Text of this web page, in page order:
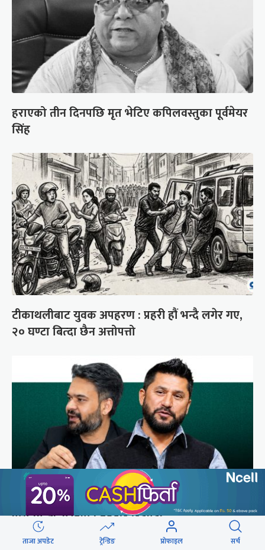
हराएको तीन दिनपछि मृत भेटिए कपिलवस्तुका पूर्वमेयर
सिंह
टीकाथलीबाट युवक अपहरण : प्रहरी हौं भन्दै लगेर गए,
२० घण्टा बित्दा छैन अत्तोपत्तो
प्रधानमन्त्री-रास्वपा : बढ्दैछ छटपटी
ताजा अपडेट ट्रेन्डिङ प्रोफाइल सर्च